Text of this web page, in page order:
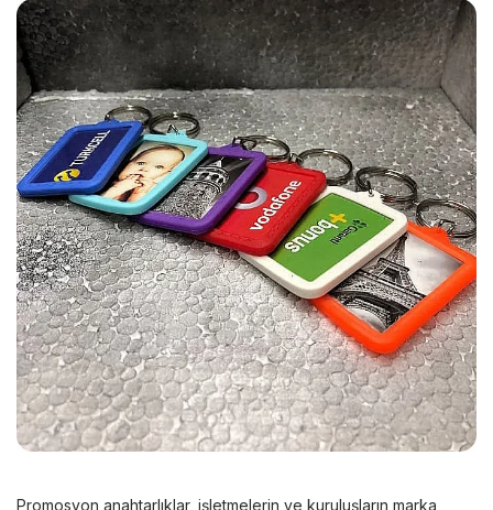
Promosyon anahtarlıklar, işletmelerin ve kuruluşların marka